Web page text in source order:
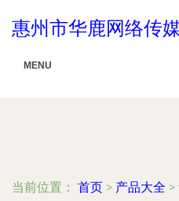
惠州市华鹿网络传
MENU
当前位置： 首页 > 产品大全 >